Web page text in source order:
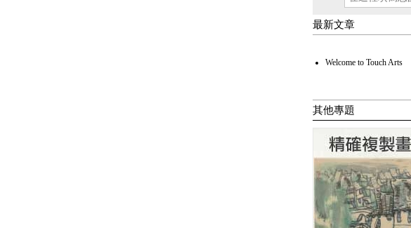
最新文章
Welcome to Touch Arts
其他專題